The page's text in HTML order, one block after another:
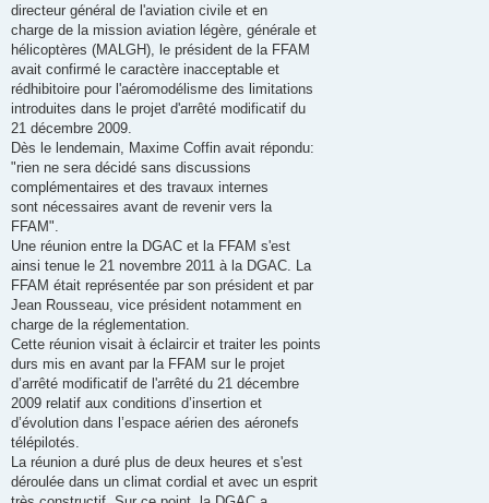
directeur général de l'aviation civile et en
charge de la mission aviation légère, générale et
hélicoptères (MALGH), le président de la FFAM
avait confirmé le caractère inacceptable et
rédhibitoire pour l'aéromodélisme des limitations
introduites dans le projet d'arrêté modificatif du
21 décembre 2009.
Dès le lendemain, Maxime Coffin avait répondu:
"rien ne sera décidé sans discussions
complémentaires et des travaux internes
sont nécessaires avant de revenir vers la
FFAM".
Une réunion entre la DGAC et la FFAM s'est
ainsi tenue le 21 novembre 2011 à la DGAC. La
FFAM était représentée par son président et par
Jean Rousseau, vice président notamment en
charge de la réglementation.
Cette réunion visait à éclaircir et traiter les points
durs mis en avant par la FFAM sur le projet
d’arrêté modificatif de l'arrêté du 21 décembre
2009 relatif aux conditions d’insertion et
d’évolution dans l’espace aérien des aéronefs
télépilotés.
La réunion a duré plus de deux heures et s'est
déroulée dans un climat cordial et avec un esprit